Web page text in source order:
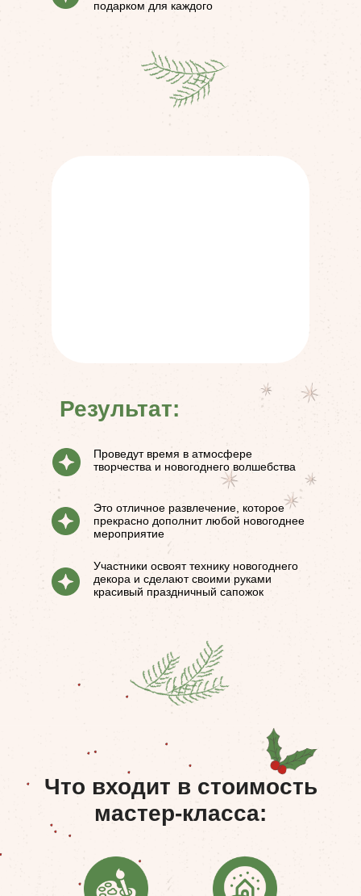
подарком для каждого
Результат:
Проведут время в атмосфере
творчества и новогоднего волшебства
Участники освоят технику новогоднего
декора и сделают своими руками
красивый праздничный сапожок
Это отличное развлечение, которое
прекрасно дополнит любой новогоднее
мероприятие
Что входит в стоимость
мастер-класса: